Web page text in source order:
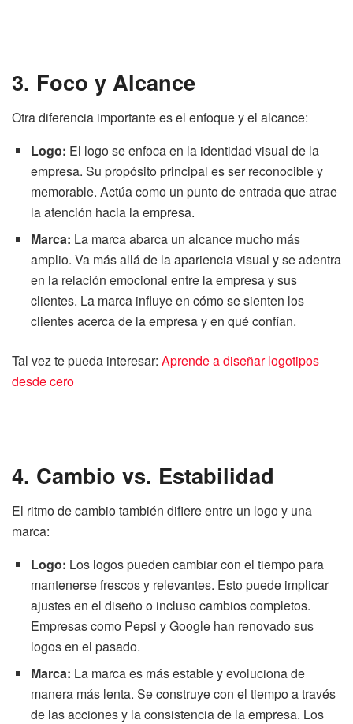
3. Foco y Alcance
Otra diferencia importante es el enfoque y el alcance:
Logo: El logo se enfoca en la identidad visual de la
empresa. Su propósito principal es ser reconocible y
memorable. Actúa como un punto de entrada que atrae
la atención hacia la empresa.
Marca: La marca abarca un alcance mucho más
amplio. Va más allá de la apariencia visual y se adentra
en la relación emocional entre la empresa y sus
clientes. La marca influye en cómo se sienten los
clientes acerca de la empresa y en qué confían.
Tal vez te pueda interesar: Aprende a diseñar logotipos
desde cero
4. Cambio vs. Estabilidad
El ritmo de cambio también difiere entre un logo y una
marca:
Logo: Los logos pueden cambiar con el tiempo para
mantenerse frescos y relevantes. Esto puede implicar
ajustes en el diseño o incluso cambios completos.
Empresas como Pepsi y Google han renovado sus
logos en el pasado.
Marca: La marca es más estable y evoluciona de
manera más lenta. Se construye con el tiempo a través
de las acciones y la consistencia de la empresa. Los